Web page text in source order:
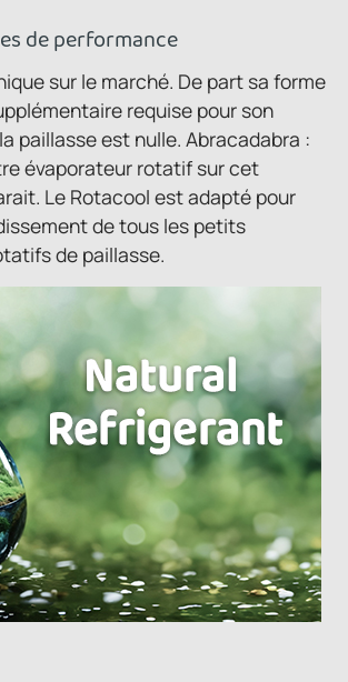
de performance
sur le marché. De part sa forme
requise pour son
paillasse est nulle. Abracadabra :
évaporateur rotatif sur cet
Le Rotacool est adapté pour
de tous les petits
de paillasse.